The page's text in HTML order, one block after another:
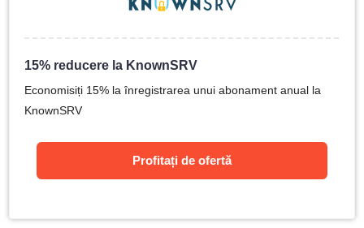
15% reducere la KnownSRV
Economisiți 15% la înregistrarea unui abonament anual la
KnownSRV
Profitați de ofertă